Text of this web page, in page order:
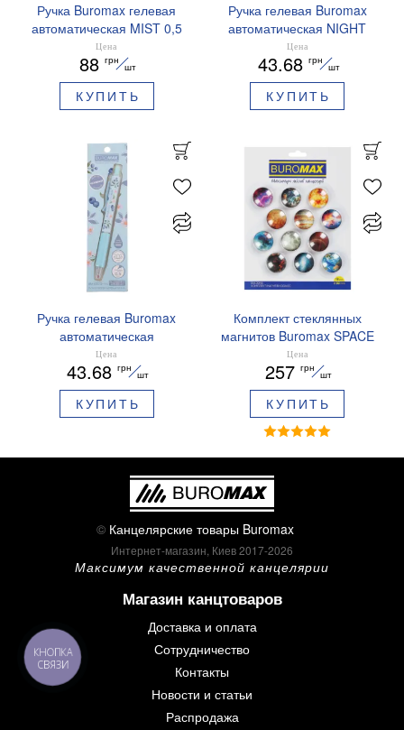
Ручка Buromax гелевая
автоматическая MIST 0,5
мм синие чернила
BM.83103
Цена
88 грн
шт
КУПИТЬ
Ручка гелевая Buromax
автоматическая NIGHT
SKY ZODIAC 0.5 мм
ароматизированный грипп
синие чернила BM.8379-
01
Цена
43.68 грн
шт
КУПИТЬ
Ручка гелевая Buromax
автоматическая
ARABESKI 0.5 мм
ароматизированный грипп
синие чернила в блистере
BM.8379-02
Цена
43.68 грн
шт
КУПИТЬ
Комплект стеклянных
магнитов Buromax SPACE
12 шт 30 мм BM.0048
Цена
257 грн
шт
КУПИТЬ
© Канцелярские товары Buromax
Интернет-магазин, Киев 2017-2026
Максимум качественной канцелярии
Магазин канцтоваров
Доставка и оплата
Сотрудничество
Контакты
Новости и статьи
Распродажа
КНОПКА
СВЯЗИ